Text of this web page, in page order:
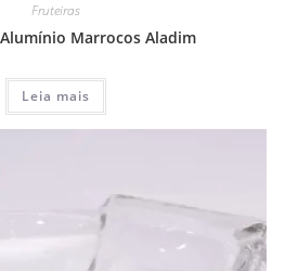
Fruteiras
Marrocos Aladim
Leia mais